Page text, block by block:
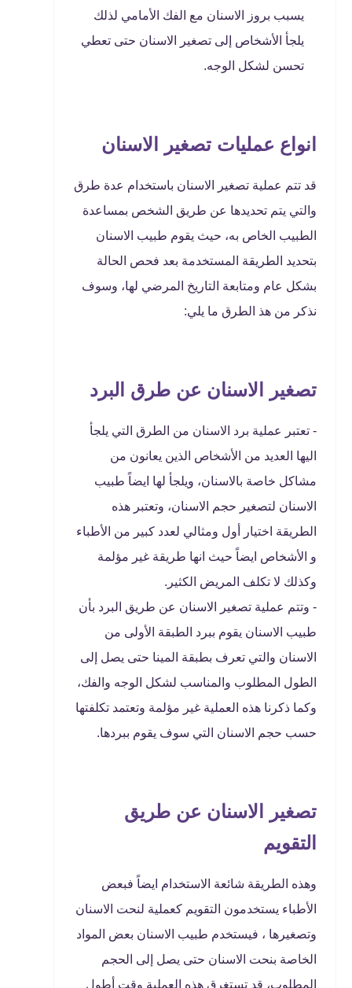
يسبب بروز الاسنان مع الفك الأمامي لذلك
يلجأ الأشخاص إلى تصغير الاسنان حتى تعطي
تحسن لشكل الوجه.
انواع عمليات تصغير الاسنان
قد تتم عملية تصغير الاسنان باستخدام عدة طرق
والتي يتم تحديدها عن طريق الشخص بمساعدة
الطبيب الخاص به، حيث يقوم طبيب الاسنان
بتحديد الطريقة المستخدمة بعد فحص الحالة
بشكل عام ومتابعة التاريخ المرضي لها، وسوف
نذكر من هذ الطرق ما يلي:
تصغير الاسنان عن طرق البرد
- تعتبر عملية برد الاسنان من الطرق التي يلجأ
اليها العديد من الأشخاص الذين يعانون من
مشاكل خاصة بالاسنان، ويلجأ لها ايضاً طبيب
الاسنان لتصغير حجم الاسنان، وتعتبر هذه
الطريقة اختيار أول ومثالي لعدد كبير من الأطباء
و الأشخاص ايضاً حيث انها طريقة غير مؤلمة
وكذلك لا تكلف المريض الكثير.
- وتتم عملية تصغير الاسنان عن طريق البرد بأن
طبيب الاسنان يقوم ببرد الطبقة الأولى من
الاسنان والتي تعرف بطبقة المينا حتى يصل إلى
الطول المطلوب والمناسب لشكل الوجه والفك،
وكما ذكرنا هذه العملية غير مؤلمة وتعتمد تكلفتها
حسب حجم الاسنان التي سوف يقوم ببردها.
تصغير الاسنان عن طريق
التقويم
وهذه الطريقة شائعة الاستخدام ايضاً فبعض
الأطباء يستخدمون التقويم كعملية لنحت الاسنان
وتصغيرها ، فيستخدم طبيب الاسنان بعض المواد
الخاصة بنحت الاسنان حتى يصل إلى الحجم
المطلوب، قد تستغرق هذه العملية وقت أطول